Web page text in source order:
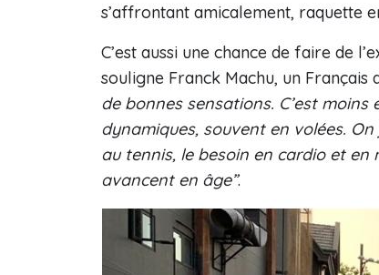
s’affrontant amicalement, raquette
C’est aussi une chance de faire de
souligne Franck Machu, un
de bonnes sensations. C’est
dynamiques, souvent en volées.
au tennis, le besoin en cardio et
avancent en âge”.